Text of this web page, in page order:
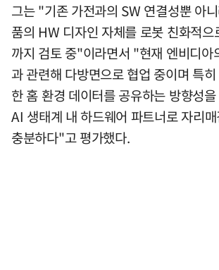
그는 "기존 가전과의 SW 연결성뿐 아
품의 HW 디자인 자체를 로봇 친화적으
까지 검토 중"이라면서 "현재 엔비디아
과 관련해 다방면으로 협업 중이며 특
한 홈 환경 데이터를 공유하는 방향성
AI 생태계 내 하드웨어 파트너로 자리
충분하다"고 평가했다.